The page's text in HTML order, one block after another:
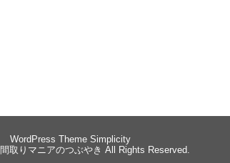
WordPress Theme Simplicity
間取りマニアのつぶやき All Rights Reserved.